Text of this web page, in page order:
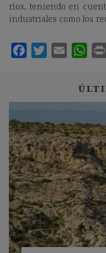
ríos, teniendo en
industriales como los